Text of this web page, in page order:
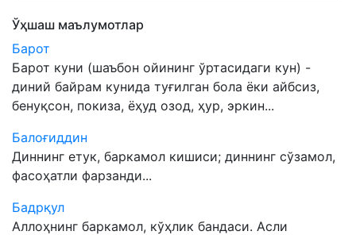
Ўҳшаш маълумотлар
Барот
Барот куни (шаъбон ойининг ўртасидаги кун) -
диний байрам кунида туғилган бола ёки айбсиз,
бенуқсон, покиза, ёҳуд озод, ҳур, эркин...
Балоғиддин
Диннинг етук, баркамол кишиси; диннинг сўзамол,
фасоҳатли фарзанди...
Бадрқул
Аллоҳнинг баркамол, кўҳлик бандаси. Асли